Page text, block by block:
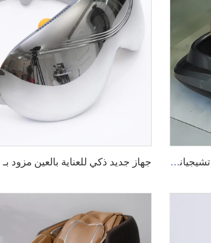
2025 جهاز تدليك القدم الكهربائي من مصنع تشيجيانغ، بالجملة، مع خاصية الاهتزاز وتحفيز التصريف الليمفاوي